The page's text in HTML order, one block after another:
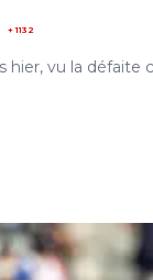
+1132
hier, vu la défaite